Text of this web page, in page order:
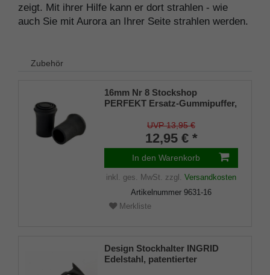
zeigt. Mit ihrer Hilfe kann er dort strahlen - wie
auch Sie mit Aurora an Ihrer Seite strahlen werden.
Zubehör
16mm Nr 8 Stockshop
PERFEKT Ersatz-Gummipuffer,
elegant, mit Metalleinlage (VE 2
UVP 13,95 €
12,95 € *
In den Warenkorb
inkl. ges. MwSt. zzgl. Versandkosten
Artikelnummer 9631-16
Merkliste
Design Stockhalter INGRID
Edelstahl, patentierter